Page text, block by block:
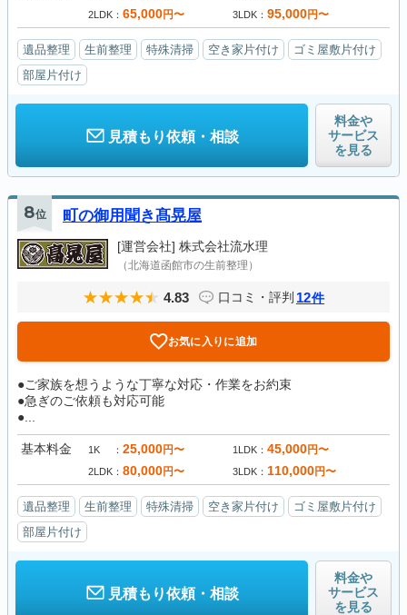
2LDK 65,000円〜 3LDK 95,000円〜
遺品整理 生前整理 特殊清掃 空き家片付け
ゴミ屋敷片付け
部屋片付け
見積もり依頼・相談
料金や
サービス
を見る
8位 町の御用聞き髙晃屋
[運営会社] 株式会社流水理
（北海道函館市の生前整理）
4.83 口コミ・評判 12件
お気に入りに追加
●ご家族を想うような丁寧な対応・作業をお約束
●急ぎのご依頼も対応可能
●...
基本料金 1K 25,000円〜 1LDK 45,000円〜
2LDK 80,000円〜 3LDK 110,000円〜
遺品整理 生前整理 特殊清掃 空き家片付け
ゴミ屋敷片付け
部屋片付け
見積もり依頼・相談
料金や
サービス
を見る